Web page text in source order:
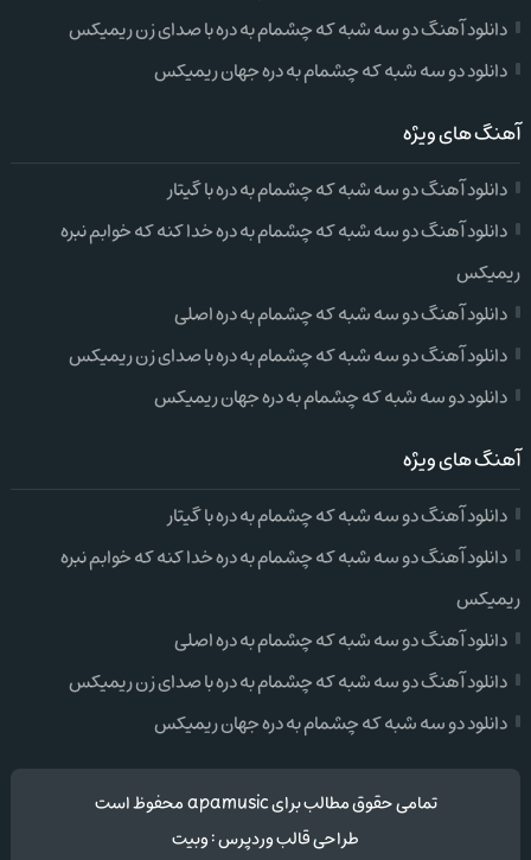
دانلود آهنگ دو سه شبه که چشمام به دره با صدای زن ریمیکس
دانلود دو سه شبه که چشمام به دره جهان ریمیکس
آهنگ های ویژه
دانلود آهنگ دو سه شبه که چشمام به دره با گیتار
دانلود آهنگ دو سه شبه که چشمام به دره خدا کنه که خوابم نبره
ریمیکس
دانلود آهنگ دو سه شبه که چشمام به دره اصلی
دانلود آهنگ دو سه شبه که چشمام به دره با صدای زن ریمیکس
دانلود دو سه شبه که چشمام به دره جهان ریمیکس
آهنگ های ویژه
دانلود آهنگ دو سه شبه که چشمام به دره با گیتار
دانلود آهنگ دو سه شبه که چشمام به دره خدا کنه که خوابم نبره
ریمیکس
دانلود آهنگ دو سه شبه که چشمام به دره اصلی
دانلود آهنگ دو سه شبه که چشمام به دره با صدای زن ریمیکس
دانلود دو سه شبه که چشمام به دره جهان ریمیکس
تمامی حقوق مطالب برای apamusic محفوظ است
طراحی قالب وردپرس:وبیت